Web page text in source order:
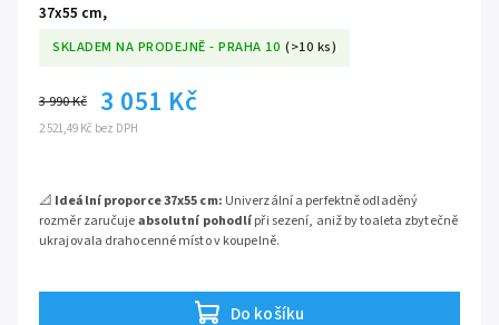
37x55 cm,
SKLADEM NA PRODEJNĚ - PRAHA 10 (>10 ks)
2 521,49 Kč bez DPH
3 990 Kč 3 051 Kč
Do košíku
📐 Ideální proporce 37x55 cm: Univerzální a perfektně odladěný
rozměr zaručujeabsolutní pohodlípři sezení, aniž by toaleta zbytečně
ukrajovala drahocenné místo v koupelně.
🖤Černá sanitární keramika:Odvážný a mimořádně populární
temný odstín dodává celému prostoru hluboký